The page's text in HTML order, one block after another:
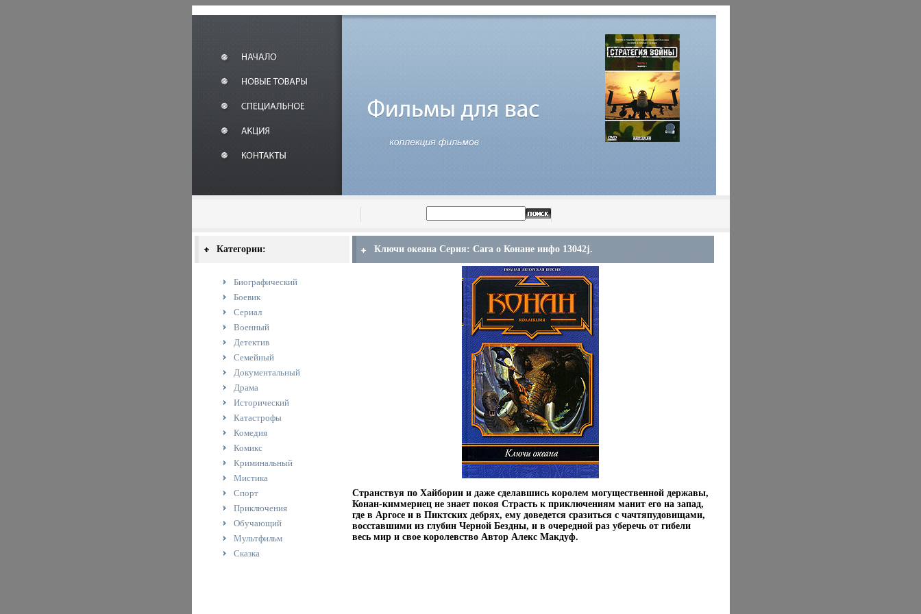
Категории:
Биографический
Боевик
Сериал
Военный
Детектив
Семейный
Документальный
Драма
Исторический
Катастрофы
Комедия
Комикс
Криминальный
Мистика
Спорт
Приключения
Обучающий
Мультфильм
Сказка
Ключи океана Серия: Сага о Конане инфо 13042j.
Странствуя по Хайбории и даже сделавшись королем могущественной державы,
Конан-киммериец не знает покоя Страсть к приключениям манит его на запад,
где в Аргосе и в Пиктских дебрях, ему доведется сразиться с чачтяпудовищами,
восставшими из глубин Черной Бездны, и в очередной раз уберечь от гибели
весь мир и свое королевство Автор Алекс Макдуф.